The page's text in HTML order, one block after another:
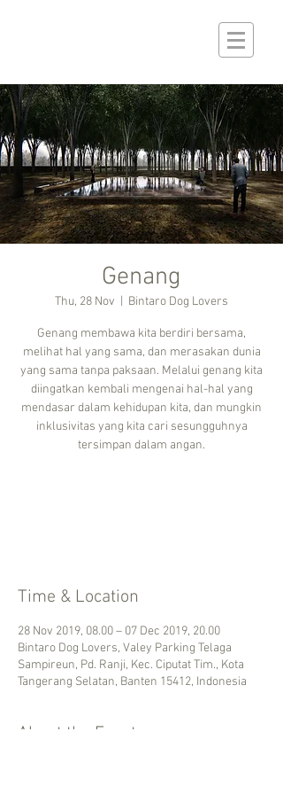
Genang
Thu, 28 Nov Bintaro Dog Lovers
Genang membawa kita berdiri bersama,
melihat hal yang sama, dan merasakan dunia
yang sama tanpa paksaan. Melalui genang kita
diingatkan kembali mengenai hal-hal yang
mendasar dalam kehidupan kita, dan mungkin
inklusivitas yang kita cari sesungguhnya
tersimpan dalam angan.
Time & Location
28 Nov 2019, 08.00 – 07 Dec 2019, 20.00
Bintaro Dog Lovers, Valey Parking Telaga
Sampireun, Pd. Ranji, Kec. Ciputat Tim., Kota
Tangerang Selatan, Banten 15412, Indonesia
About the Event